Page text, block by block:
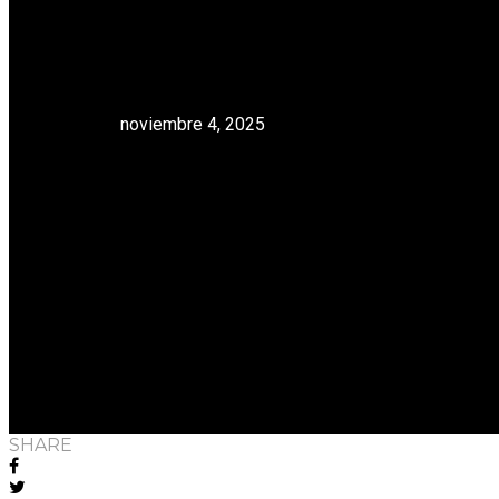
noviembre 4, 2025
SHARE